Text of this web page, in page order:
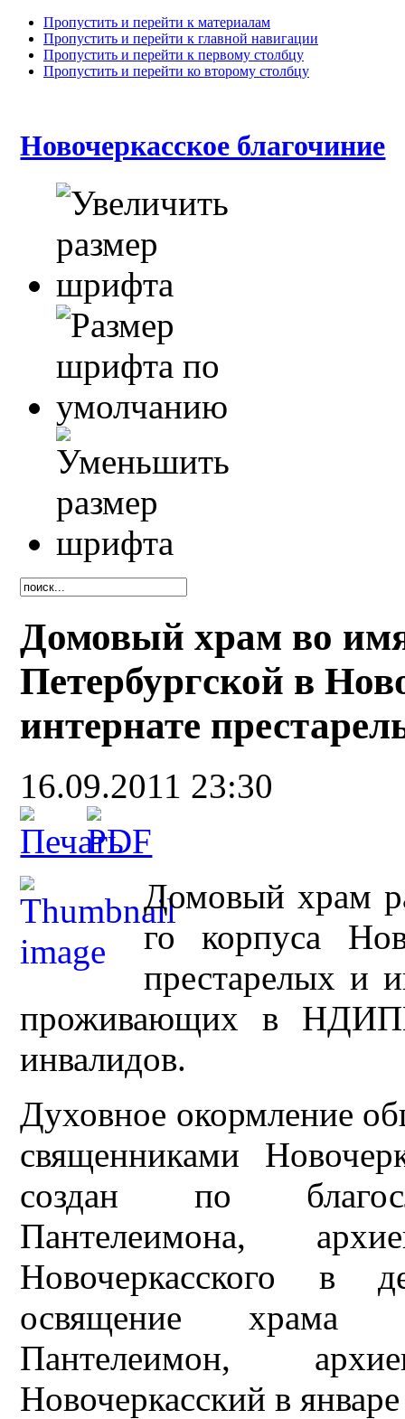
Пропустить и перейти к материалам
Пропустить и перейти к главной навигации
Пропустить и перейти к первому столбцу
Пропустить и перейти ко второму столбцу
Новочеркасское благочиние
Домовый храм во
Петербургской в
интернате
16.09.2011 23:30
Домовый храм
го корпуса
престарелых и
проживающих в
инвалидов.
Духовное окормление
священниками
создан по
Пантелеимона,
Новочеркасского в
освящение храма
Пантелеимон,
Новочеркасский в